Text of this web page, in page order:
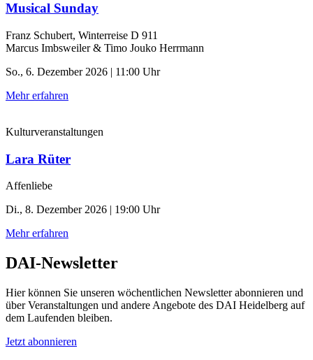
Musical Sunday
Franz Schubert, Winterreise D 911
Marcus Imbsweiler & Timo Jouko Herrmann
So., 6. Dezember 2026 | 11:00 Uhr
Mehr erfahren
Kulturveranstaltungen
Lara Rüter
Affenliebe
Di., 8. Dezember 2026 | 19:00 Uhr
Mehr erfahren
DAI-Newsletter
Hier können Sie unseren wöchentlichen Newsletter abonnieren und
über Veranstaltungen und andere Angebote des DAI Heidelberg auf
dem Laufenden bleiben.
Jetzt abonnieren